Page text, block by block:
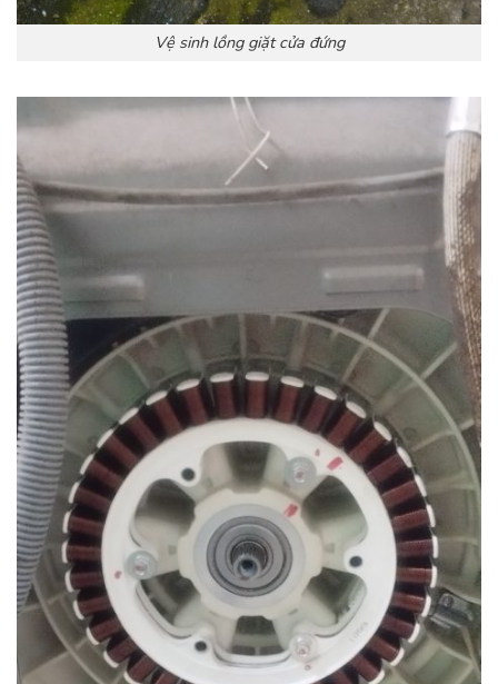
Vệ sinh lồng giặt cửa đứng